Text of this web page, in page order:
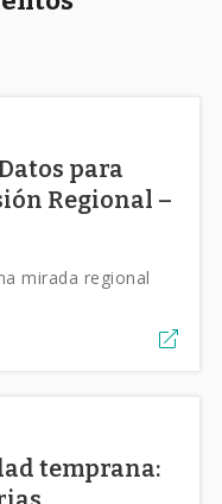
para
Regional –
mirada regional
temprana: